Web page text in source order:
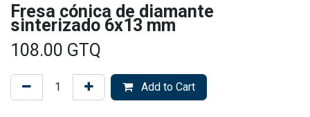
Fresa cónica de diamante
sinterizado 6x13 mm
108.00 GTQ
Add to Cart